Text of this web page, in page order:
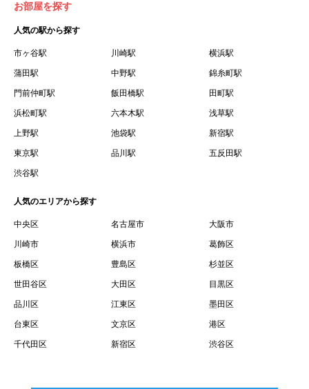
った場合の当該情報を意味します。
７.「本会員制度」とは、会員による本サービスの利用の促
進を目的とした会員制度を意味します。
借契約書およびオプション注文書を意味します。
９.「契約期間開始日」とは、定期建物賃貸借契約（以下
「賃貸借契約」と言います）の開始日のことで、利用者の
賃借権が発生する日を意味します。
するために、選んだ物件を保留することを意味します。
１１.「予約情報」とは、物件を予約するために必要な当社
所定の情報を意味します。物件情報や期間、オプション等
１２.「キャンセル」とは、賃貸借契約締結後から契約期間
開始日前までに、利用者が賃貸借契約を解除することを意
味します。
１３.「中途解約」とは、賃貸借契約期間の途中で、利用者
お部屋を探す
人気の駅から探す
市ヶ谷駅 川崎駅 横浜駅
蒲田駅 中野駅 錦糸町駅
門前仲町駅 飯田橋駅 田町駅
浜松町駅 六本木駅 浅草駅
上野駅 池袋駅 新宿駅
東京駅 品川駅 五反田駅
渋谷駅
人気のエリアから探す
中央区 名古屋市 大阪市
川崎市 横浜市 葛飾区
板橋区 豊島区 杉並区
世田谷区 大田区 目黒区
品川区 江東区 墨田区
台東区 文京区 港区
千代田区 新宿区 渋谷区